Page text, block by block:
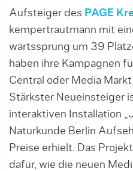
Aufsteiger des PAGE
kempertrautmann mit
wärtssprung um 39
haben ih­re Kampagnen
Central oder Media Markt
Stärkster Neueinsteiger
interakti­ven Installation
Naturkunde Berlin
Preise erhielt. Das
dafür, wie die neuen